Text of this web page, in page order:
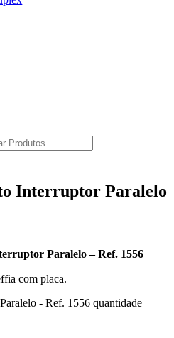
Interruptor Paralelo
Paralelo – Ref. 1556
com placa.
- Ref. 1556 quantidade